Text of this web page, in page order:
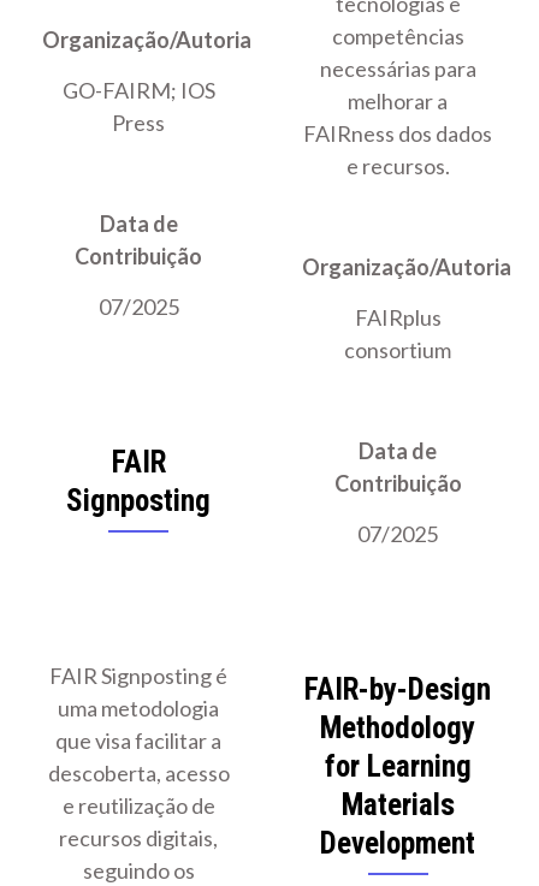
Organização/Autoria
GO-FAIRM; IOS
Press
Data de
Contribuição
07/2025
competências
necessárias para
melhorar a
FAIRness dos dados
e recursos.
Organização/Autoria
FAIRplus
consortium
Data de
Contribuição
07/2025
FAIR
Signposting
FAIR Signposting é
uma metodologia
que visa facilitar a
descoberta, acesso
e reutilização de
recursos digitais,
seguindo os
FAIR-by-Design
Methodology
for Learning
Materials
Development